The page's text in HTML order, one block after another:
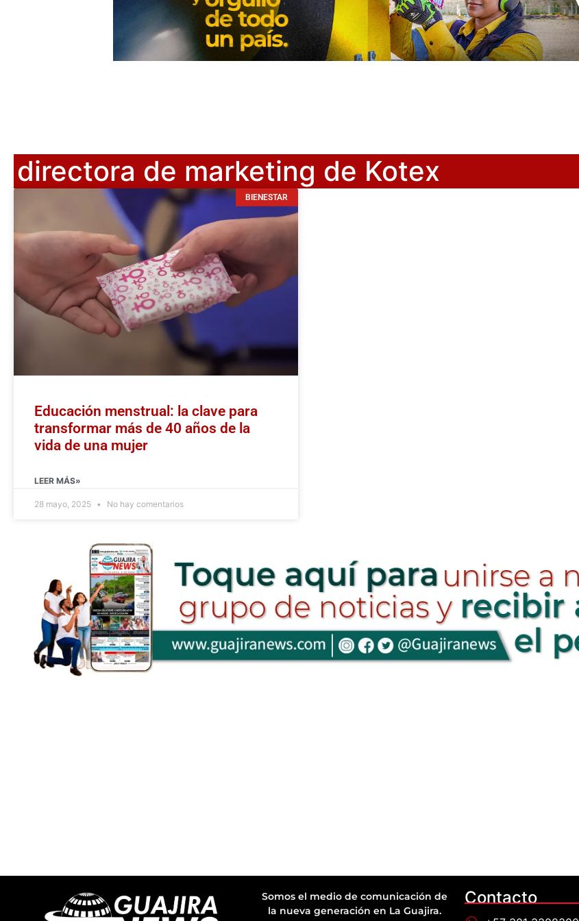
directora de marketing de Kotex
BIENESTAR
Educación menstrual: la clave para
transformar más de 40 años de la
vida de una mujer
LEER MÁS»
28 mayo, 2025 No hay comentarios
Somos el medio de comunicación de
la nueva generación en La Guajira.
Contacto